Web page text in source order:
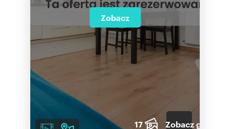
Zobacz
17 Zobacz galerię